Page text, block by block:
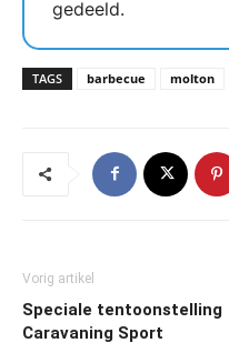
gedeeld.
TAGS barbecue molton
Vorig artikel
Speciale tentoonstelling
Caravaning Sport